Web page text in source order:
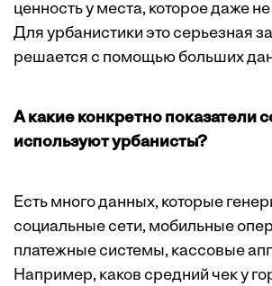
ценность у места, которое даже
Для урбанистики это серьезная
решается с помощью больших
А какие конкретно показатели
используют урбанисты?
Есть много данных, которые
социальные сети, мобильные
платежные системы, кассовые
Например, каков средний чек у